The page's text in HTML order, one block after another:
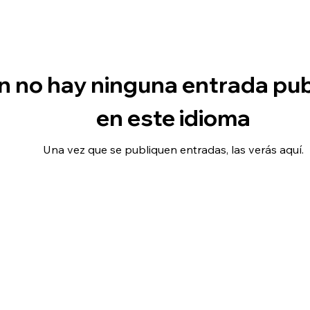
no hay ninguna entrada
en este idioma
Una vez que se publiquen entradas, las verás aquí.